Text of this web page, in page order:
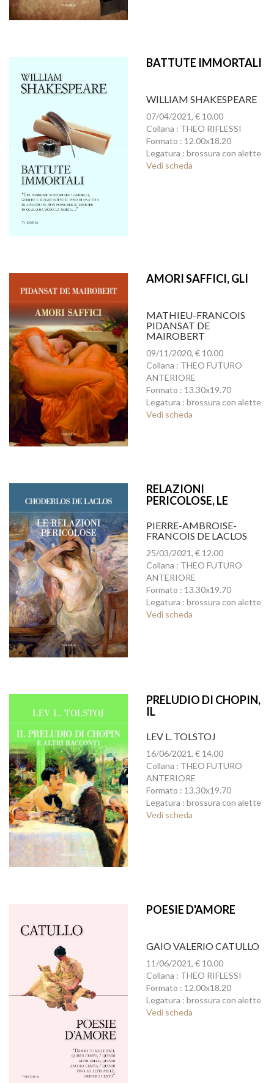
BATTUTE IMMORTALI
WILLIAM SHAKESPEARE
07/04/2021, € 10.00
Collana : THEO RIFLESSI
Formato : 12.00x18.20
Legatura : brossura con alette
Vedi scheda
AMORI SAFFICI, GLI
MATHIEU-FRANCOIS
PIDANSAT DE
MAIROBERT
09/11/2020, € 10.00
Collana : THEO FUTURO
ANTERIORE
Formato : 13.30x19.70
Legatura : brossura con alette
Vedi scheda
RELAZIONI
PERICOLOSE, LE
PIERRE-AMBROISE-
FRANCOIS DE LACLOS
25/03/2021, € 12.00
Collana : THEO FUTURO
ANTERIORE
Formato : 13.30x19.70
Legatura : brossura con alette
Vedi scheda
PRELUDIO DI CHOPIN,
IL
LEV L. TOLSTOJ
16/06/2021, € 14.00
Collana : THEO FUTURO
ANTERIORE
Formato : 13.30x19.70
Legatura : brossura con alette
Vedi scheda
POESIE D'AMORE
GAIO VALERIO CATULLO
11/06/2021, € 10.00
Collana : THEO RIFLESSI
Formato : 12.00x18.20
Legatura : brossura con alette
Vedi scheda